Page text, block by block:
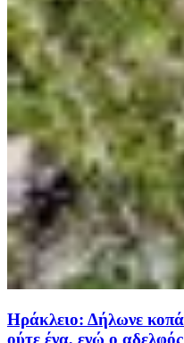
Ηράκλειο: Δήλωνε
ούτε ένα, ενώ ο